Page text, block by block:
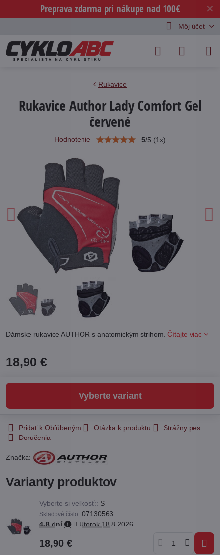
✕
Preprava zdarma pri nákupe nad 100€
Môj účet
Rukavice
Rukavice Author Lady Comfort Gel
červené
Hodnotenie 5/5 (1x)
Dámske rukavice AUTHOR s anatomickým strihom. Čítajte viac
18,90 €
Vyberte variant
Pridať k Obľúbeným Otázka k produktu
Strážny pes
Doručenia
Značka:
Varianty produktov
Vyberte si veľkosť:: S
Skladové číslo: 07130563
4-8 dní
Utorok 18.8.2026
18,90 €